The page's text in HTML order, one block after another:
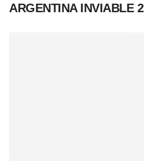
ARGENTINA INVIABLE 2